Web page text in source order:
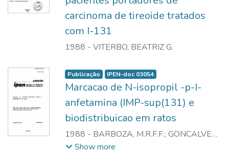
carcinoma de tireoide tratados
com I-131
1988 - VITERBO, BEATRIZ G.
Publicação IPEN-doc 03054
Marcacao de N-isopropil -p-I-
anfetamina (IMP-sup(131) e
biodistribuicao em ratos
1988 - BARBOZA, M.R.F.F.; GONCALVES,
R.S.V.;MURAMOTO, E.
Show more